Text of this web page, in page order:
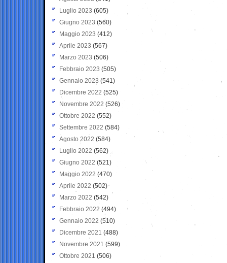
Luglio 2023 (605)
Giugno 2023 (560)
Maggio 2023 (412)
Aprile 2023 (567)
Marzo 2023 (506)
Febbraio 2023 (505)
Gennaio 2023 (541)
Dicembre 2022 (525)
Novembre 2022 (526)
Ottobre 2022 (552)
Settembre 2022 (584)
Agosto 2022 (584)
Luglio 2022 (562)
Giugno 2022 (521)
Maggio 2022 (470)
Aprile 2022 (502)
Marzo 2022 (542)
Febbraio 2022 (494)
Gennaio 2022 (510)
Dicembre 2021 (488)
Novembre 2021 (599)
Ottobre 2021 (506)